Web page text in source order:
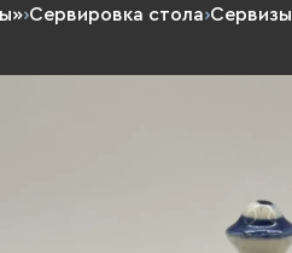
›Сервировка стола›Сервизы